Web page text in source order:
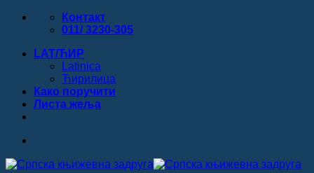
Прескочи
Контакт
011/ 3230-305
LAT/ЋИР
Latinica
Ћирилица
Како поручити
Листa жеља